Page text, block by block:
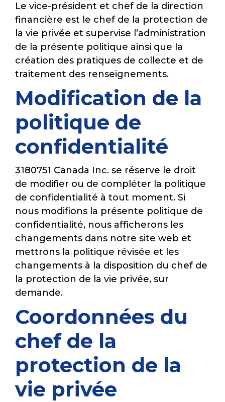
Le vice-président et chef de la direction
financière est le chef de la protection de
la vie privée et supervise l’administration
de la présente politique ainsi que la
création des pratiques de collecte et de
traitement des renseignements.
Modification de la
politique de
confidentialité
3180751 Canada Inc. se réserve le droit
de modifier ou de compléter la politique
de confidentialité à tout moment. Si
nous modifions la présente politique de
confidentialité, nous afficherons les
changements dans notre site web et
mettrons la politique révisée et les
changements à la disposition du chef de
la protection de la vie privée, sur
demande.
Coordonnées du
chef de la
protection de la
vie privée